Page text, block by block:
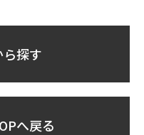
探す
へ戻る